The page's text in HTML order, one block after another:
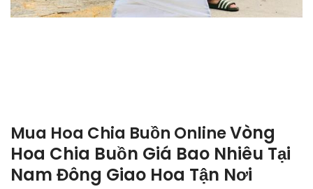
Mua Hoa Chia Buồn OnlineVòng
Hoa Chia Buồn Giá Bao Nhiêu Tại
Nam Đông Giao Hoa Tận Nơi